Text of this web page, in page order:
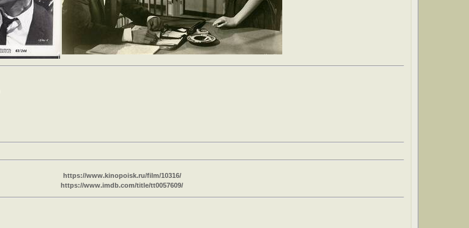
https://www.kinopoisk.ru/film/10316/
https://www.imdb.com/title/tt0057609/